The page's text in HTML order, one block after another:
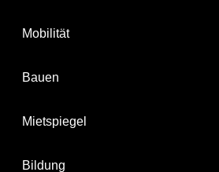
Mobilität
Bauen
Mietspiegel
Bildung